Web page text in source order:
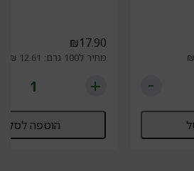
₪17.90
מחיר ל100 גרם: 12.61 ₪
הוספה לסל